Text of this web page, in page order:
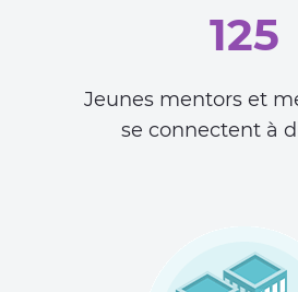
125
Jeunes mentors et
se connectent à